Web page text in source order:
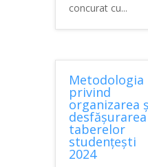
concurat cu...
Metodologia
privind
organizarea
desfășurarea
taberelor
studențești
2024